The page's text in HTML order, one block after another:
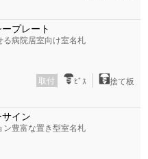
プレート
る病院居室向け室名札
取付 ﾋﾞｽ 捨て板
イン
ン豊富な置き型室名札